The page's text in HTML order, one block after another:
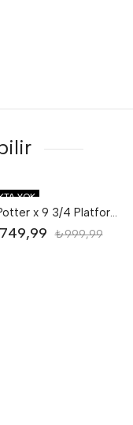
YOK
749,99 ₺999,99